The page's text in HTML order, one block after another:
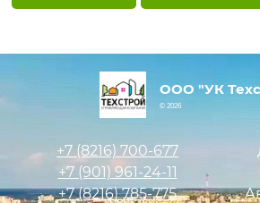
ООО "УК
© 2026
+7 (8216)700-677
+7 (901)961-24-11
+7 (8216)785-775